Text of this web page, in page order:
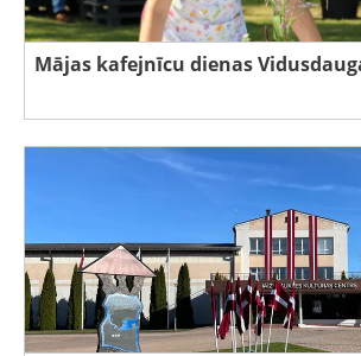
Mājas kafejnīcu dienas